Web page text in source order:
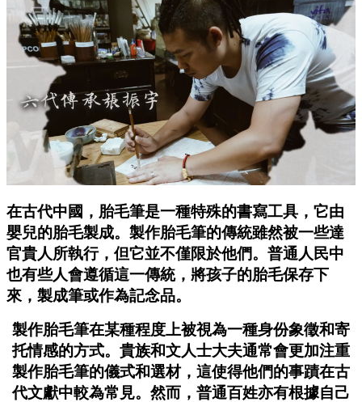
在古代中國，胎毛筆是一種特殊的書寫工具，它由
嬰兒的胎毛製成。製作胎毛筆的傳統雖然被一些達
官貴人所執行，但它並不僅限於他們。普通人民中
也有些人會遵循這一傳統，將孩子的胎毛保存下
來，製成筆或作為記念品。
製作胎毛筆在某種程度上被視為一種身份象徵和寄
托情感的方式。貴族和文人士大夫通常會更加注重
製作胎毛筆的儀式和選材，這使得他們的事蹟在古
代文獻中較為常見。然而，普通百姓亦有根據自己